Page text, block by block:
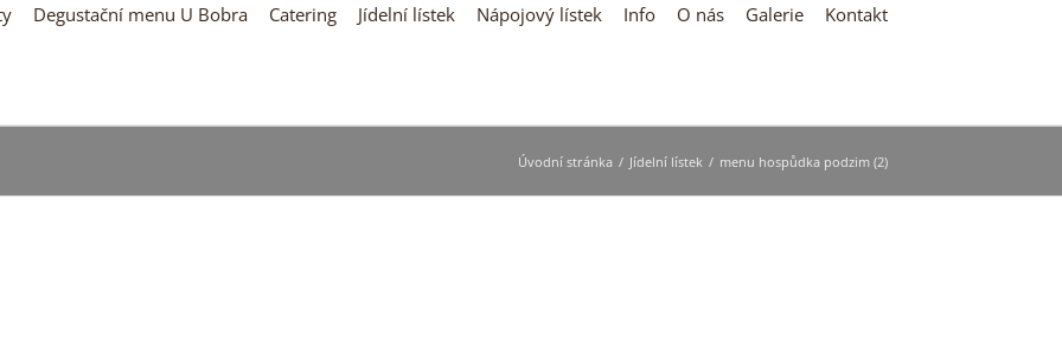
Degustační menu U Bobra Catering Jídelní lístek Nápojový lístek Info O nás Galerie Kontakt
Úvodní stránka / Jídelní lístek / menu hospůdka podzim (2)